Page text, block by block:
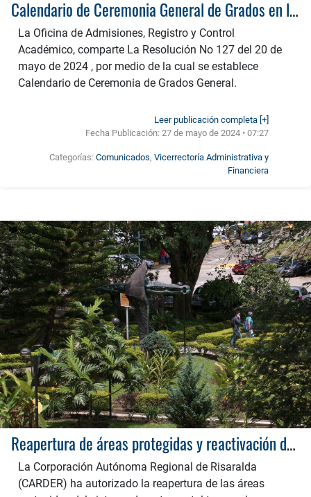
Calendario de Ceremonia General de Grados en la Universidad Tecnológica de Pereira: Julio 2024
La Oficina de Admisiones, Registro y Control
Académico, comparte La Resolución No 127 del 20 de
mayo de 2024 , por medio de la cual se establece
Calendario de Ceremonia de Grados General.
Leer publicación completa [+]
Fecha Publicación:27 de mayo de 2024 • 07:27
Categorías:Comunicados,Vicerrectoría Administrativa y
Financiera
Reapertura de áreas protegidas y reactivación de programas ambientales en Risaralda
La Corporación Autónoma Regional de Risaralda
(CARDER) ha autorizado la reapertura de las áreas